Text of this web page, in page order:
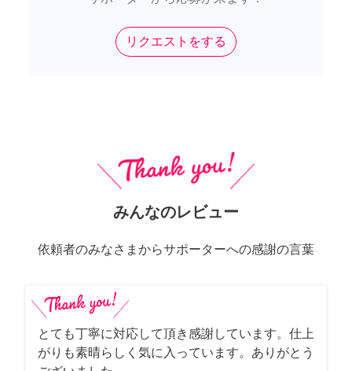
リクエストをする
みんなのレビュー
依頼者のみなさまからサポーターへの感謝の言葉
とても丁寧に対応して頂き感謝しています。仕上
がりも素晴らしく気に入っています。ありがとう